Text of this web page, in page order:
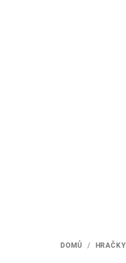
DOMŮ / HRAČKY